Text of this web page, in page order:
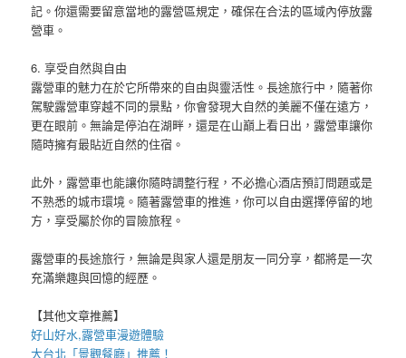
記。你還需要留意當地的露營區規定，確保在合法的區域內停放露
營車。
6. 享受自然與自由
露營車的魅力在於它所帶來的自由與靈活性。長途旅行中，隨著你
駕駛露營車穿越不同的景點，你會發現大自然的美麗不僅在遠方，
更在眼前。無論是停泊在湖畔，還是在山巔上看日出，露營車讓你
隨時擁有最貼近自然的住宿。
此外，露營車也能讓你隨時調整行程，不必擔心酒店預訂問題或是
不熟悉的城市環境。隨著露營車的推進，你可以自由選擇停留的地
方，享受屬於你的冒險旅程。
露營車的長途旅行，無論是與家人還是朋友一同分享，都將是一次
充滿樂趣與回憶的經歷。
【其他文章推薦】
好山好水,露營車漫遊體驗
大台北「景觀餐廳」推薦！